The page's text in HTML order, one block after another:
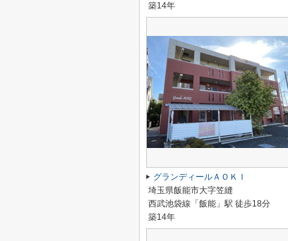
築14年
グランディールＡＯＫＩ
埼玉県飯能市大字笠縫
西武池袋線「飯能」駅 徒歩18分
築14年